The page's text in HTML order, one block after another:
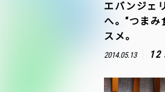
エバンジェ
へ。“つまみ
スメ。
2014.05.13 12